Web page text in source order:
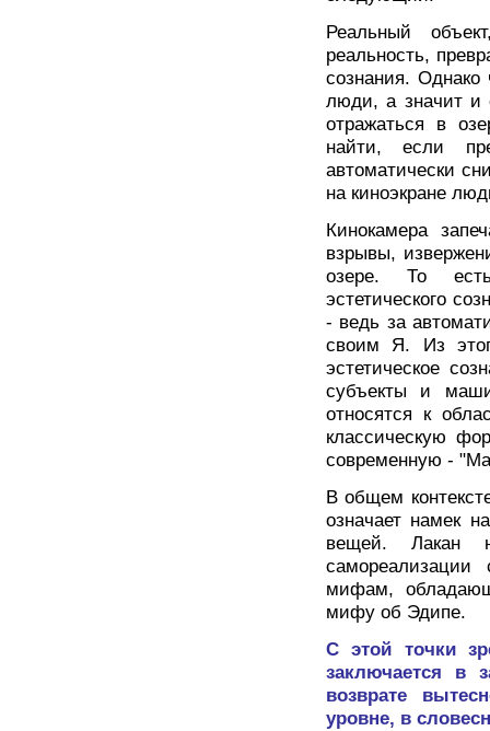
Реальный
реальность,
сознания. Однако
люди, а значит и
отражаться в
найти, если
автоматически
на киноэкране
Кинокамера
взрывы,
озере. То есть
эстетического
- ведь за
своим Я. Из
эстетическое
субъекты и
относятся к
классическую
современную -
В общем
означает намек
вещей. Лакан
мифам,
мифу об Эдипе.
С этой точки
заключается в
возврате
уровне, в